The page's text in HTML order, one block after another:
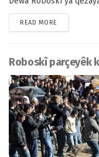
READ MORE
Roboskî parçeyêk